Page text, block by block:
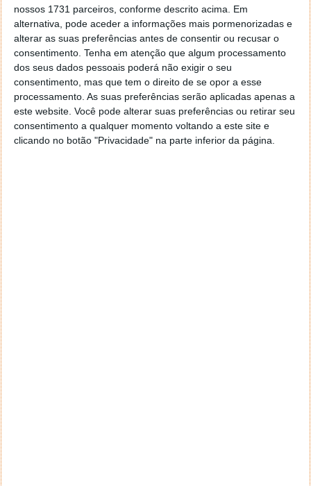
nossos 1731 parceiros, conforme descrito acima. Em
alternativa, pode aceder a informações mais pormenorizadas e
alterar as suas preferências antes de consentir ou recusar o
consentimento. Tenha em atenção que algum processamento
dos seus dados pessoais poderá não exigir o seu
consentimento, mas que tem o direito de se opor a esse
processamento. As suas preferências serão aplicadas apenas a
este website. Você pode alterar suas preferências ou retirar seu
consentimento a qualquer momento voltando a este site e
clicando no botão "Privacidade" na parte inferior da página.
respiramos não tem a melhor qualidade, que os
nossos rios estão cheios de lixo e que os oceanos
estão carregados de plástico. Agora como se
resolvem estes problemas?
Para remover uma quantidade incalculável de lixo dos
oceanos, os cientistas querem usar uma ‘serpente
gigante’.